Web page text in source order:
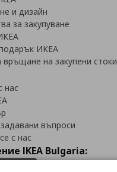
и дизайн
за закупуване
ИКЕА
връщане на закупени стоки
нас
въпроси
с нас
IKEA Bulgaria: